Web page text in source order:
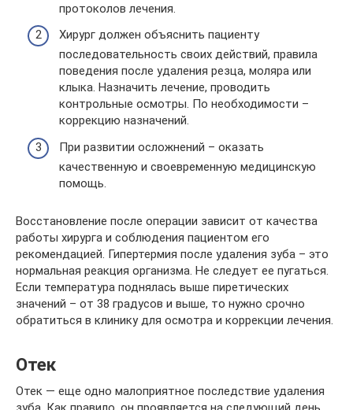
протоколов лечения.
Хирург должен объяснить пациенту
последовательность своих действий, правила
поведения после удаления резца, моляра или
клыка. Назначить лечение, проводить
контрольные осмотры. По необходимости –
коррекцию назначений.
При развитии осложнений – оказать
качественную и своевременную медицинскую
помощь.
Восстановление после операции зависит от качества
работы хирурга и соблюдения пациентом его
рекомендацией. Гипертермия после удаления зуба – это
нормальная реакция организма. Не следует ее пугаться.
Если температура поднялась выше пиретических
значений – от 38 градусов и выше, то нужно срочно
обратиться в клинику для осмотра и коррекции лечения.
Отек
Отек — еще одно малоприятное последствие удаления